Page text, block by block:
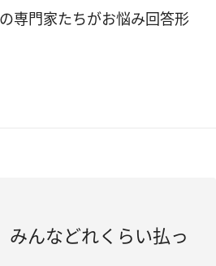
専門家たちがお悩み回答形
んなどれくらい払っ